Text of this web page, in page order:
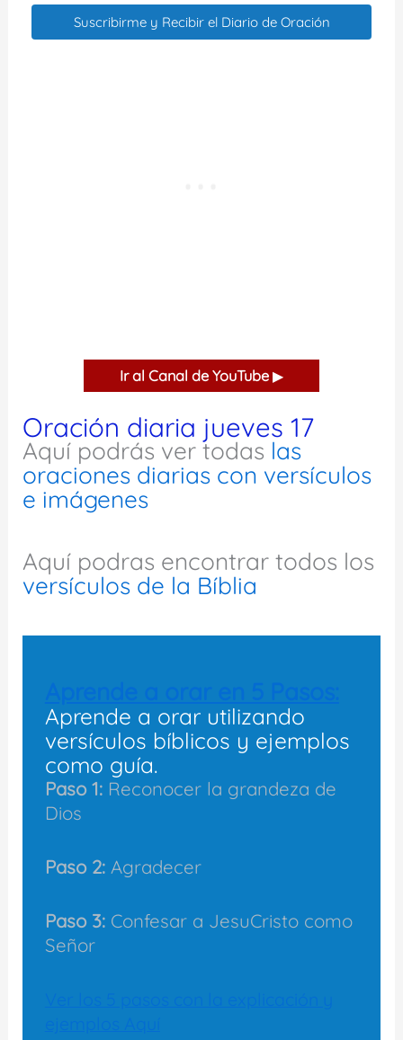
Suscribirme y Recibir el Diario de Oración
Ir al Canal de YouTube ▶
Oración diaria jueves 17
Aquí podrás ver todas las
oraciones diarias con versículos
e imágenes
Aquí podras encontrar todos los
versículos de la Bíblia
Aprende a orar utilizando
versículos bíblicos y ejemplos
como guía.
Paso 1:Reconocer la grandeza de
Dios
Paso 2:Agradecer
Paso 3: Confesar a JesuCristo como
Señor